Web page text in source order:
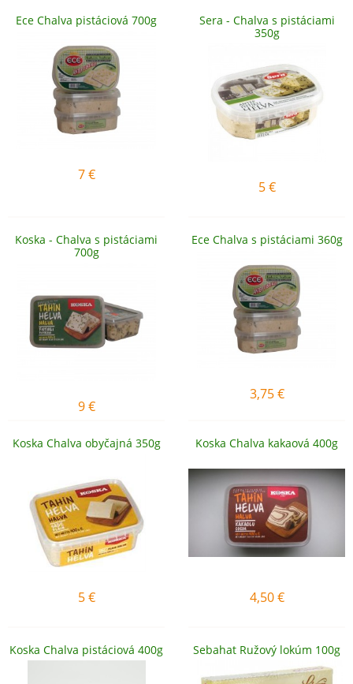
Ece Chalva pistáciová 700g
7 €
Sera - Chalva s pistáciami
350g
5 €
Koska - Chalva s pistáciami
700g
9 €
Ece Chalva s pistáciami 360g
3,75 €
Koska Chalva obyčajná 350g
5 €
Koska Chalva kakaová 400g
4,50 €
Koska Chalva pistáciová 400g Sebahat Ružový lokúm 100g